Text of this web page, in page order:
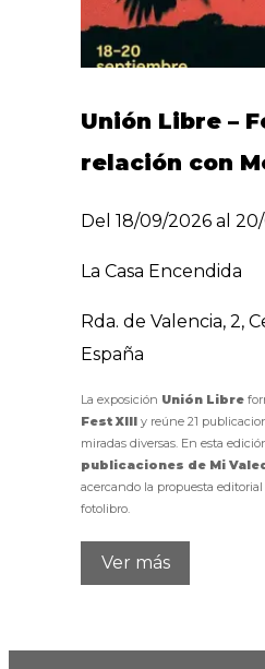
Unión Libre –
relación con
Del 18/09/2026 al
La Casa Encendida
Rda. de Valencia, 2,
España
La exposición Unión Libre
Fest XIII y reúne 21
miradas diversas. En esta
publicaciones de Mi
acercando la propuesta
fotolibro.
Ver más